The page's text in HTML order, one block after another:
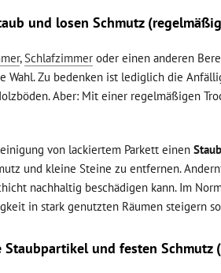
und losen Schmutz
,Schlafzimmer oder einen anderen
Wahl. Zu bedenken ist lediglich die
Aber: Mit einer regelmäßigen
von lackiertem Parkett einen
und kleine Steine zu entfernen.
nachhaltig beschädigen kann. Im
in stark genutzten Räumen steigern
und festen Schmutz